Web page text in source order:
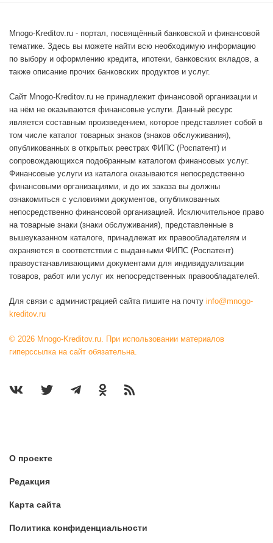
Mnogo-Kreditov.ru - портал, посвящённый банковской и финансовой
тематике. Здесь вы можете найти всю необходимую информацию
по выбору и оформлению кредита, ипотеки, банковских вкладов, а
также описание прочих банковских продуктов и услуг.
Сайт Mnogo-Kreditov.ru не принадлежит финансовой организации и
на нём не оказываются финансовые услуги. Данный ресурс
является составным произведением, которое представляет собой в
том числе каталог товарных знаков (знаков обслуживания),
опубликованных в открытых реестрах ФИПС (Роспатент) и
сопровождающихся подобранным каталогом финансовых услуг.
Финансовые услуги из каталога оказываются непосредственно
финансовыми организациями, и до их заказа вы должны
ознакомиться с условиями документов, опубликованных
непосредственно финансовой организацией. Исключительное право
на товарные знаки (знаки обслуживания), представленные в
вышеуказанном каталоге, принадлежат их правообладателям и
охраняются в соответствии с выданными ФИПС (Роспатент)
правоустанавливающими документами для индивидуализации
товаров, работ или услуг их непосредственных правообладателей.
Для связи с администрацией сайта пишите на почту info@mnogo-
kreditov.ru
© 2026 Mnogo-Kreditov.ru. При использовании материалов
гиперссылка на сайт обязательна.
О проекте
Редакция
Карта сайта
Политика конфиденциальности